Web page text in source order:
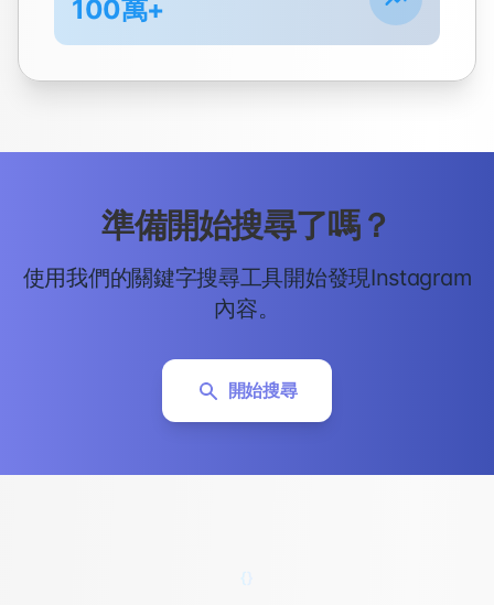
100萬+
準備開始搜尋了嗎？
使用我們的關鍵字搜尋工具開始發現Instagram
內容。
開始搜尋
{}